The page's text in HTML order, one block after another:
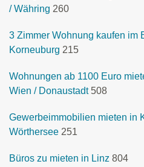
/ Währing 260
3 Zimmer Wohnung kaufen im
Korneuburg 215
Wohnungen ab 1100 Euro
Wien / Donaustadt 508
Gewerbeimmobilien mieten in
Wörthersee 251
Büros zu mieten in Linz 804